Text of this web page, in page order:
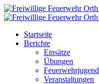
Startseite
Berichte
Einsätze
Übungen
Feuerwehrjugend
Veranstaltungen